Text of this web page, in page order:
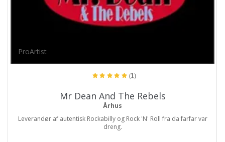
ProArtist
(1)
Mr Dean And The Rebels
Århus
Leverandør af autentisk Rockabilly og Rock 'N' Roll fra da farfar var
dreng.